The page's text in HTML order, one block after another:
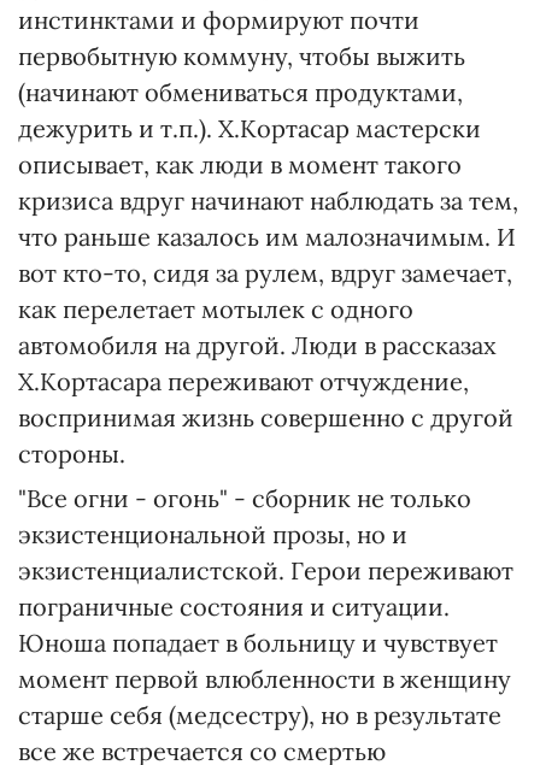
инстинктами и формируют почти
первобытную коммуну, чтобы выжить
(начинают обмениваться продуктами,
дежурить и т.п.). Х.Кортасар мастерски
описывает, как люди в момент такого
кризиса вдруг начинают наблюдать за тем,
что раньше казалось им малозначимым. И
вот кто-то, сидя за рулем, вдруг замечает,
как перелетает мотылек с одного
автомобиля на другой. Люди в рассказах
Х.Кортасара переживают отчуждение,
воспринимая жизнь совершенно с другой
стороны.
"Все огни - огонь" - сборник не только
экзистенциональной прозы, но и
экзистенциалистской. Герои переживают
пограничные состояния и ситуации.
Юноша попадает в больницу и чувствует
момент первой влюбленности в женщину
старше себя (медсестру), но в результате
все же встречается со смертью